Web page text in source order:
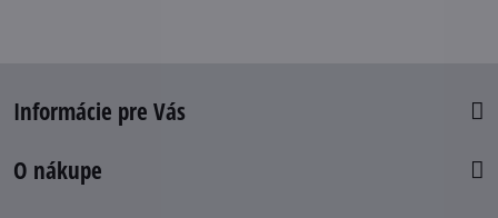
Informácie pre Vás
O nákupe